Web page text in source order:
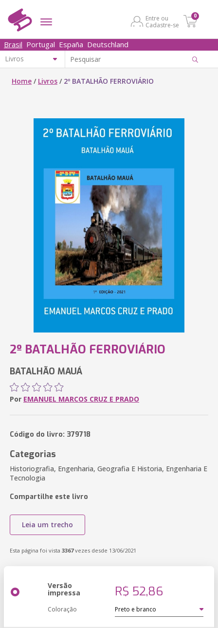
Entre ou
Cadastre-se
0
Brasil Portugal España Deutschland
Home / Livros / 2º BATALHÃO FERROVIÁRIO
2º BATALHÃO FERROVIÁRIO
BATALHÃO MAUÁ
Por EMANUEL MARCOS CRUZ E PRADO
Código do livro: 379718
Categorias
Historiografia, Engenharia, Geografia E Historia, Engenharia E
Tecnologia
Compartilhe este livro
Leia um trecho
Esta página foi vista 3367vezes desde 13/06/2021
Versão
impressa R$ 52,86
Coloração